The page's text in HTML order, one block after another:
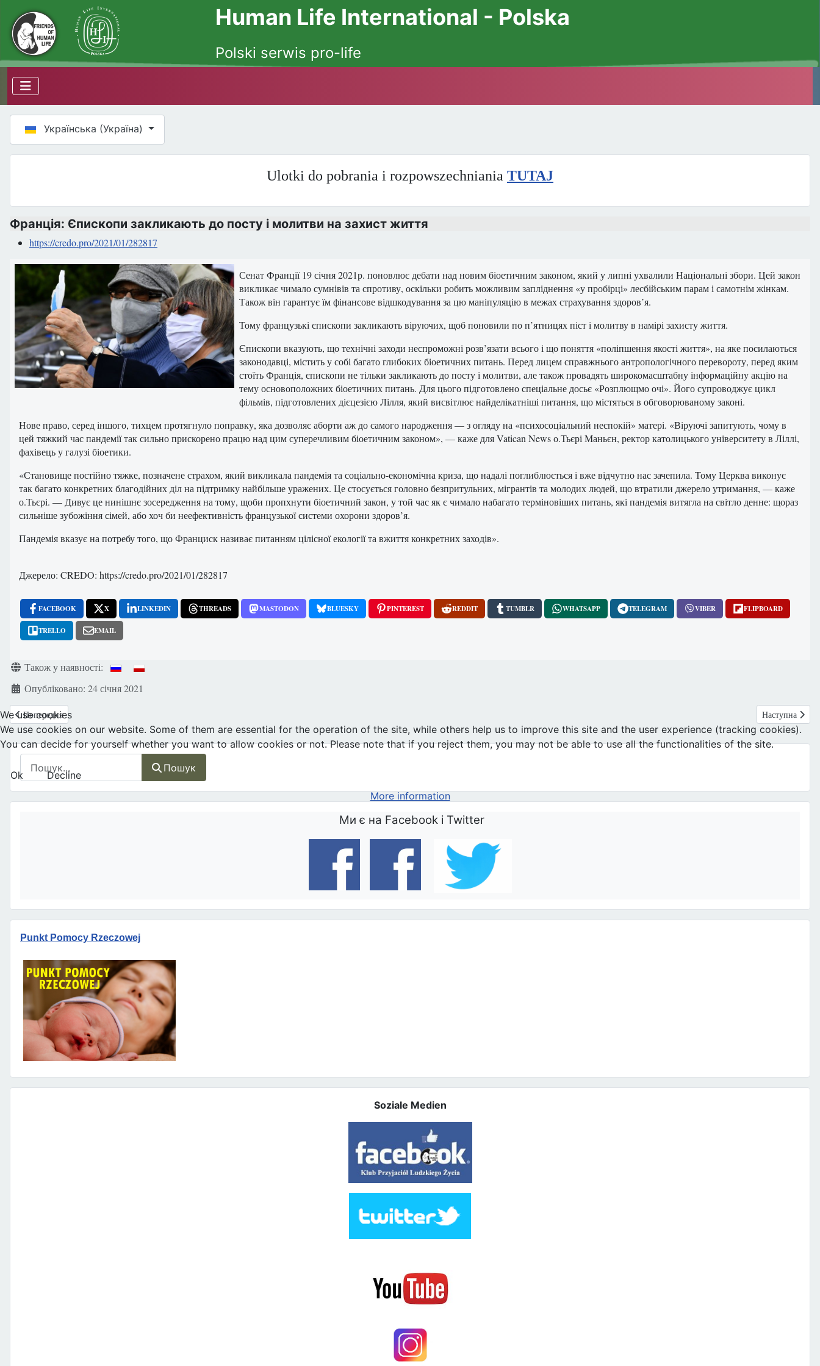
Human Life International - Polska
Polski serwis pro-life
Пошук
Ми є на Facebook і Twitter
Punkt Pomocy Rzeczowej
Soziale Medien
Оберіть свою мову
Українська (Україна)
Ulotki do pobrania i rozpowszechniania TUTAJ
Франція: Єпископи закликають до посту і молитви на захист життя
https://credo.pro/2021/01/282817
Сенат Франції 19 січня 2021р. поновлює дебати над новим біоетичним законом, який у липні ухвалили Національні збори. Цей закон
викликає чимало сумнівів та спротиву, оскільки робить можливим запліднення «у пробірці» лесбійським парам і самотнім жінкам.
Також він гарантує їм фінансове відшкодування за цю маніпуляцію в межах страхування здоров’я.
Тому французькі єпископи закликають віруючих, щоб поновили по п’ятницях піст і молитву в намірі захисту життя.
Єпископи вказують, що технічні заходи неспроможні розв’язати всього і що поняття «поліпшення якості життя», на яке посилаються
законодавці, містить у собі багато глибоких біоетичних питань. Перед лицем справжнього антропологічного перевороту, перед яким
стоїть Франція, єпископи не тільки закликають до посту і молитви, але також провадять широкомасштабну інформаційну акцію на
тему основоположних біоетичних питань. Для цього підготовлено спеціальне досьє «Розплющмо очі». Його супроводжує цикл
фільмів, підготовлених дієцезією Лілля, який висвітлює найделікатніші питання, що містяться в обговорюваному законі.
Нове право, серед іншого, тихцем протягнуло поправку, яка дозволяє аборти аж до самого народження — з огляду на «психосоціальний неспокій» матері. «Віруючі запитують, чому в
цей тяжкий час пандемії так сильно прискорено працю над цим суперечливим біоетичним законом», — каже для Vatican News о.Тьєрі Маньєн, ректор католицького університету в Ліллі,
фахівець у галузі біоетики.
«Становище постійно тяжке, позначене страхом, який викликала пандемія та соціально-економічна криза, що надалі поглиблюється і вже відчутно нас зачепила. Тому Церква виконує
так багато конкретних благодійних діл на підтримку найбільше уражених. Це стосується головно безпритульних, мігрантів та молодих людей, що втратили джерело утримання, — каже
о.Тьєрі. — Дивує це нинішнє зосередження на тому, щоби пропхнути біоетичний закон, у той час як є чимало набагато терміновіших питань, які пандемія витягла на світло денне: щораз
сильніше зубожіння сімей, або хоч би неефективність французької системи охорони здоров’я.
Пандемія вказує на потребу того, що Франциск називає питанням цілісної екології та вжиття конкретних заходів».
Джерело: CREDO: https://credo.pro/2021/01/282817
FACEBOOK X LINKEDIN THREADS MASTODON BLUESKY PINTEREST REDDIT TUMBLR WHATSAPP TELEGRAM VIBER FLIPBOARD
TRELLO EMAIL
ДеталіТакож у наявності:
Опубліковано: 24 січня 2021
Попередня стаття: Домініканська Республіка - ще одна південноамериканська країна, яка зазнає тиску з метою легалізації абортів
Попередня Наступна
Наступна
We use cookies
We use cookies on our website. Some of them are essential for the operation of the site, while others help us to improve this site and the user experience (tracking cookies).
You can decide for yourself whether you want to allow cookies or not. Please note that if you reject them, you may not be able to use all the functionalities of the site.
Ok
Decline
More information